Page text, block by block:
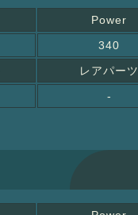
Power
340
レアパーツ
-